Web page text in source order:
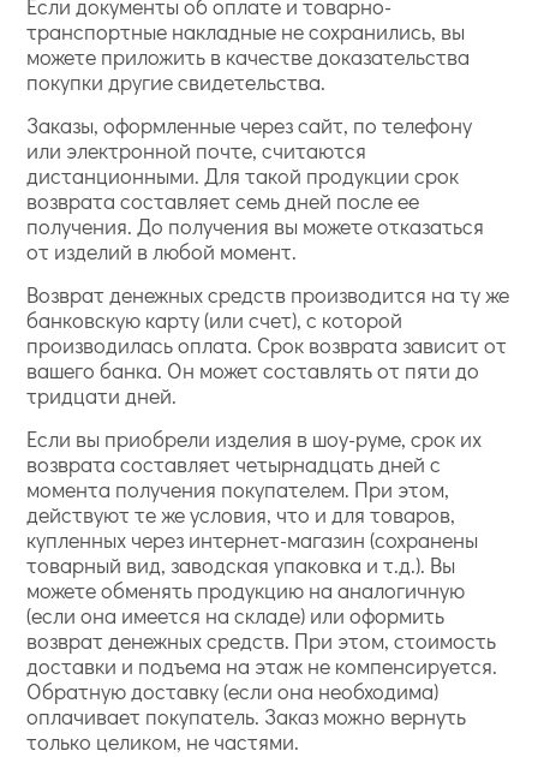
Если документы об оплате и товарно-
транспортные накладные не сохранились, вы
можете приложить в качестве доказательства
покупки другие свидетельства.
Заказы, оформленные через сайт, по телефону
или электронной почте, считаются
дистанционными. Для такой продукции срок
возврата составляет семь дней после ее
получения. До получения вы можете отказаться
от изделий в любой момент.
Возврат денежных средств производится на ту же
банковскую карту (или счет), с которой
производилась оплата. Срок возврата зависит от
вашего банка. Он может составлять от пяти до
тридцати дней.
Если вы приобрели изделия в шоу-руме, срок их
возврата составляет четырнадцать дней с
момента получения покупателем. При этом,
действуют те же условия, что и для товаров,
купленных через интернет-магазин (сохранены
товарный вид, заводская упаковка и т.д.). Вы
можете обменять продукцию на аналогичную
(если она имеется на складе) или оформить
возврат денежных средств. При этом, стоимость
доставки и подъема на этаж не компенсируется.
Обратную доставку (если она необходима)
оплачивает покупатель. Заказ можно вернуть
только целиком, не частями.